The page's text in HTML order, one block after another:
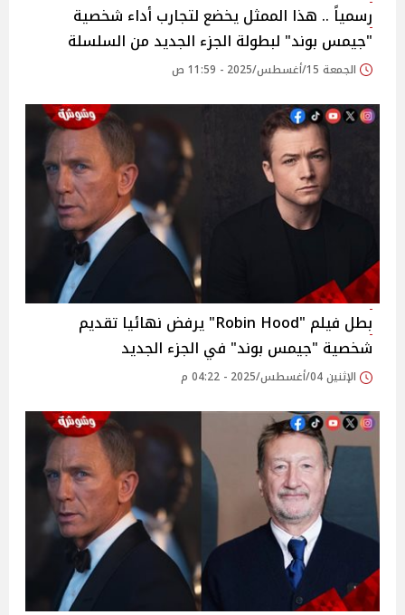
رسمياً .. هذا الممثل يخضع لتجارب أداء شخصية
"جيمس بوند" لبطولة الجزء الجديد من السلسلة
الجمعة 15/أغسطس/2025 - 11:59 ص
بطل فيلم "Robin Hood" يرفض نهائيا تقديم
شخصية "جيمس بوند" في الجزء الجديد
الإثنين 04/أغسطس/2025 - 04:22 م